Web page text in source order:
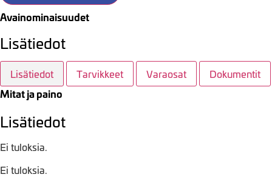
Avainominaisuudet
Lisätiedot
Lisätiedot Tarvikkeet Varaosat Dokumentit
Mitat ja paino
Lisätiedot
Ei tuloksia.
Ei tuloksia.